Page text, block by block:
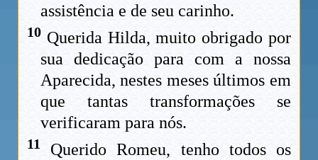
assistência e de seu carinho.
10 Querida Hilda, muito obrigado por
sua dedicação para com a nossa
Aparecida, nestes meses últimos em
que tantas transformações se
verificaram para nós.
11
Querido Romeu, tenho todos os